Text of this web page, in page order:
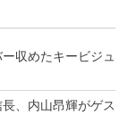
収めたキービジュ
、内山昂輝がゲス